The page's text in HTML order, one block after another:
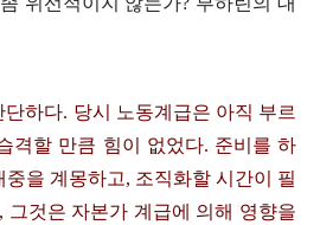
단하다. 당시 노동계급은 아직 부르
격할 만큼 힘이 없었다. 준비를 하
중을 계몽하고, 조직화할 시간이 필
, 그것은 자본가 계급에 의해 영향을